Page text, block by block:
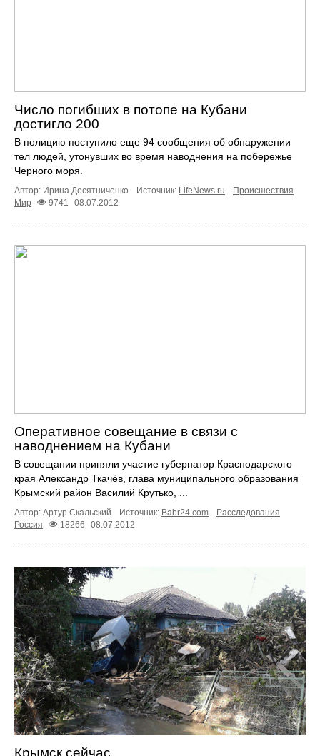
Число погибших в потопе на Кубани
достигло 200
В полицию поступило еще 94 сообщения об обнаружении
тел людей, утонувших во время наводнения на побережье
Черного моря.
Автор: Ирина Десятниченко. Источник: LifeNews.ru.
Происшествия
Мир
9741 08.07.2012
Оперативное совещание в связи с
наводнением на Кубани
В совещании приняли участие губернатор Краснодарского
края Александр Ткачёв, глава муниципального образования
Крымский район Василий Крутько, ...
Автор: Артур Скальский. Источник: Babr24.com
Расследования
Россия
18266 08.07.2012